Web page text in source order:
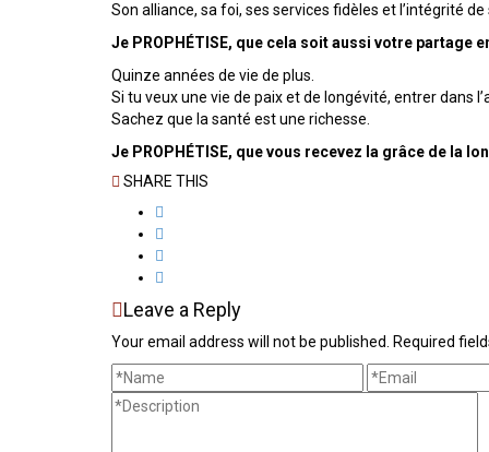
Son alliance, sa foi, ses services fidèles et l’intégrité
Je PROPHÉTISE, que cela soit aussi votre partage
Quinze années de vie de plus.
Si tu veux une vie de paix et de longévité, entrer dans
Sachez que la santé est une richesse.
Je PROPHÉTISE, que vous recevez la grâce de la
SHARE THIS
Leave a Reply
Your email address will not be published. Required